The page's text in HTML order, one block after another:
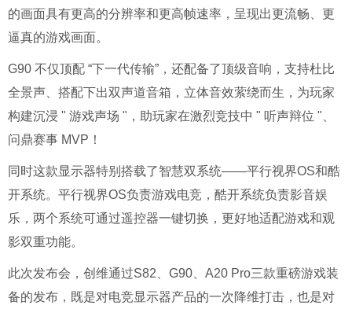
的画面具有更高的分辨率和更高帧速率，呈现出更流畅、更
逼真的游戏画面。
G90 不仅顶配 “下一代传输”，还配备了顶级音响，支持杜比
全景声、搭配下出双声道音箱，立体音效萦绕而生，为玩家
构建沉浸 " 游戏声场 "，助玩家在激烈竞技中 " 听声辩位 "、
问鼎赛事 MVP！
同时这款显示器特别搭载了智慧双系统——平行视界OS和酷
开系统。平行视界OS负责游戏电竞，酷开系统负责影音娱
乐，两个系统可通过遥控器一键切换，更好地适配游戏和观
影双重功能。
此次发布会，创维通过S82、G90、A20 Pro三款重磅游戏装
备的发布，既是对电竞显示器产品的一次降维打击，也是对